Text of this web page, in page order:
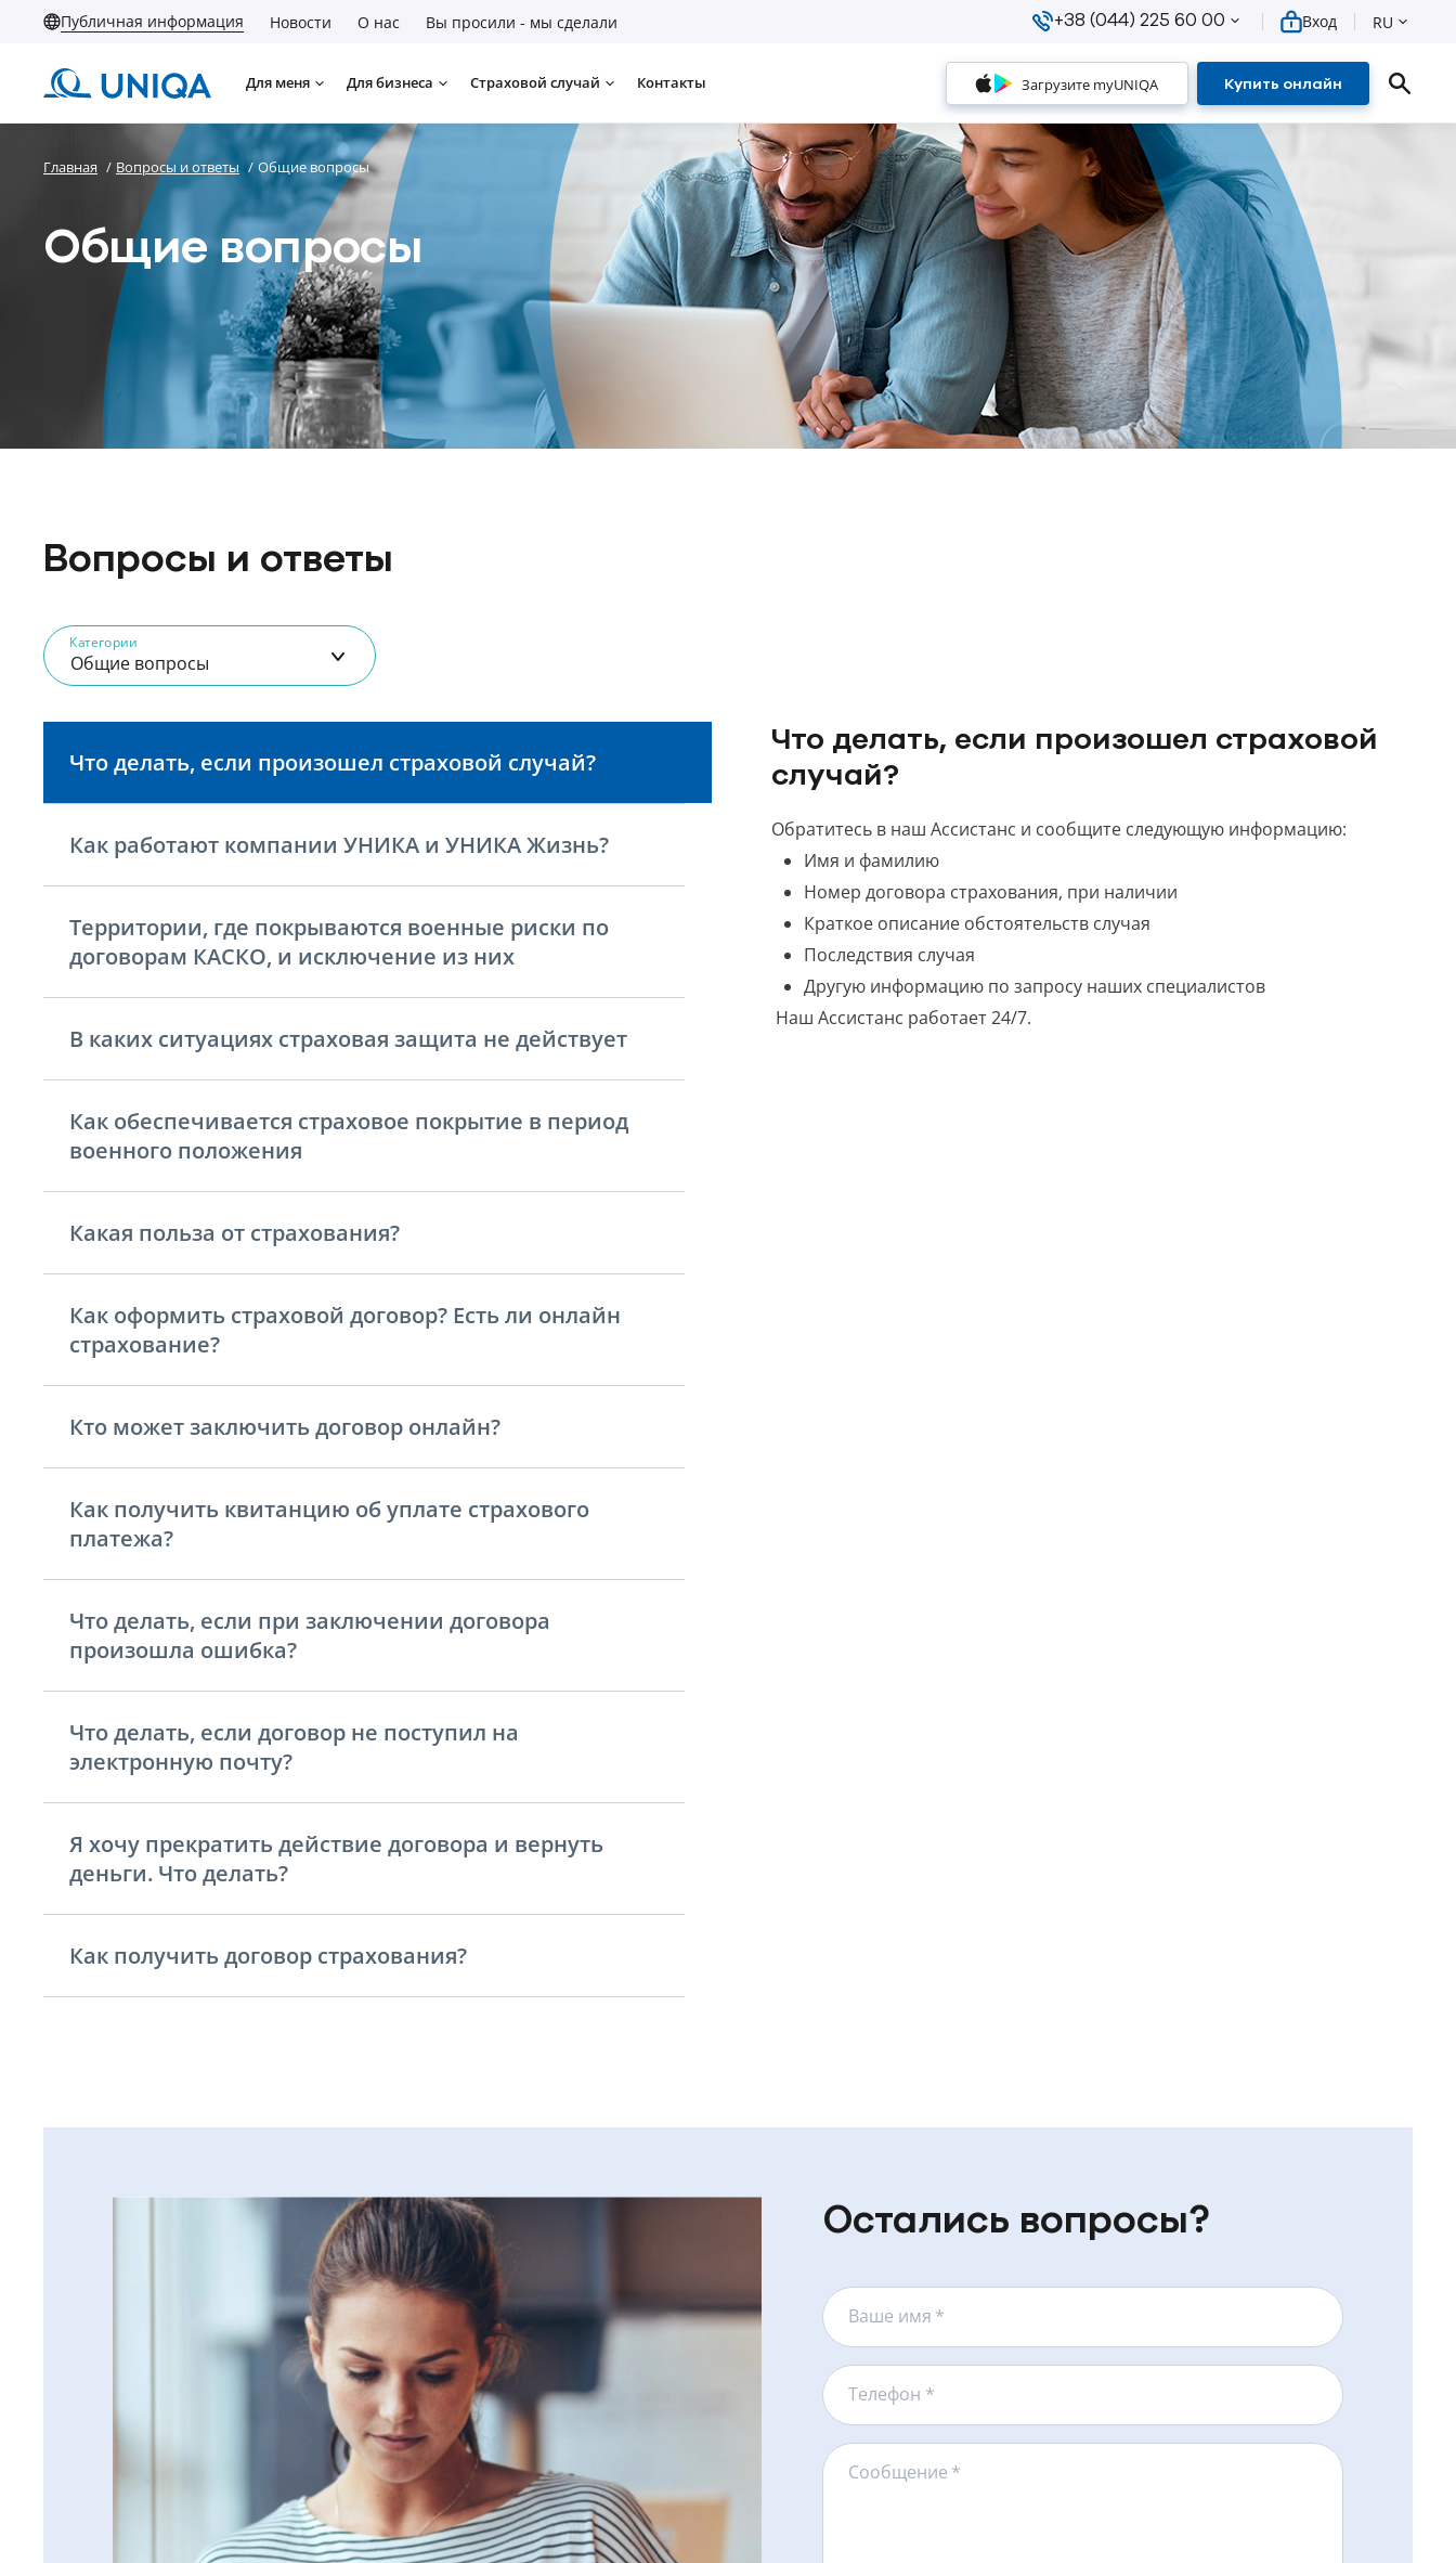
Публичная информация Новости О нас Вы просили - мы сделали +38 (044) 225 60 00 Вход RU
Для меня Для бизнеса Страховой случай Контакты Загрузите myUNIQA Купить онлайн
Главная / Вопросы и ответы / Общие вопросы
Общие вопросы
Вопросы и ответы
Категории
Общие вопросы
Что делать, если произошел страховой случай?
Как работают компании УНИКА и УНИКА Жизнь?
Территории, где покрываются военные риски по
договорам КАСКО, и исключение из них
В каких ситуациях страховая защита не действует
Как обеспечивается страховое покрытие в период
военного положения
Какая польза от страхования?
Как оформить страховой договор? Есть ли онлайн
страхование?
Кто может заключить договор онлайн?
Как получить квитанцию ​​об уплате страхового
платежа?
Что делать, если при заключении договора
произошла ошибка?
Что делать, если договор не поступил на
электронную почту?
Я хочу прекратить действие договора и вернуть
деньги. Что делать?
Как получить договор страхования?
Что делать, если произошел страховой
случай?
Обратитесь в наш Ассистанс и сообщите следующую информацию:
Имя и фамилию
Номер договора страхования, при наличии
Краткое описание обстоятельств случая
Последствия случая
Другую информацию по запросу наших специалистов
Наш Ассистанс работает 24/7.
Остались вопросы?
Ваше имя *
Телефон *
Сообщение *